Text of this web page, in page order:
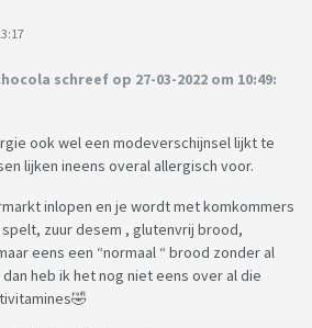
schreef op 27-03-2022 om 10:49:
ook wel een modeverschijnsel lijkt te
lijken ineens overal allergisch voor.
inlopen en je wordt met komkommers
zuur desem , glutenvrij brood,
eens een “normaal “ brood zonder al
heb ik het nog niet eens over al die